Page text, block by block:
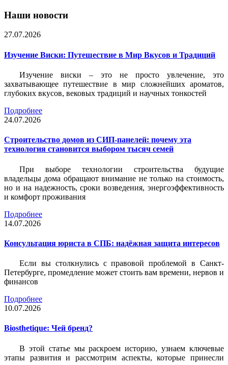
Наши новости
27.07.2026
Изучение Виски: Путешествие в Мир Вкусов и Традиций
Изучение виски – это не просто увлечение, это
захватывающее путешествие в мир сложнейших ароматов,
глубоких вкусов, вековых традиций и научных тонкостей
Подробнее
24.07.2026
Строительство домов из СИП-панелей: почему эта
технология становится выбором тысяч семей
При выборе технологии строительства будущие
владельцы дома обращают внимание не только на стоимость,
но и на надежность, сроки возведения, энергоэффективность
и комфорт проживания
Подробнее
14.07.2026
Консультация юриста в СПБ: надёжная защита интересов
Если вы столкнулись с правовой проблемой в Санкт-
Петербурге, промедление может стоить вам времени, нервов и
финансов
Подробнее
10.07.2026
Biosthetique: Чей бренд?
В этой статье мы раскроем историю, узнаем ключевые
этапы развития и рассмотрим аспекты, которые принесли